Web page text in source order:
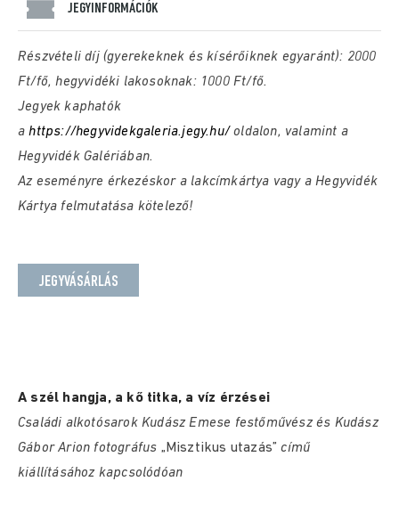
JEGYINFORMÁCIÓK
Részvételi díj (gyerekeknek és kísérőiknek egyaránt): 2000
Ft/fő, hegyvidéki lakosoknak: 1000 Ft/fő.
Jegyek kaphatók
ahttps://hegyvidekgaleria.jegy.hu/oldalon, valamint a
Hegyvidék Galériában.
Az eseményre érkezéskor a lakcímkártya vagy a Hegyvidék
Kártya felmutatása kötelező!
JEGYVÁSÁRLÁS
A szél hangja, a kő titka, a víz érzései
Családi alkotósarok Kudász Emese festőművész és Kudász
Gábor Arion fotográfus „Misztikus utazás”című
kiállításához kapcsolódóan